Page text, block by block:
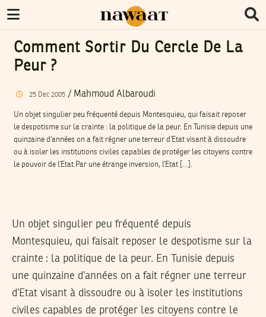
Comment Sortir Du Cercle De La
Peur ?
25 Dec 2005/ Mahmoud Albaroudi
Un objet singulier peu fréquenté depuis Montesquieu, qui faisait reposer
le despotisme sur la crainte : la politique de la peur. En Tunisie depuis une
quinzaine d’années on a fait régner une terreur d’Etat visant à dissoudre
ou à isoler les institutions civiles capables de protéger les citoyens contre
le pouvoir de l’Etat.Par une étrange inversion, l’Etat […].
Un objet singulier peu fréquenté depuis
Montesquieu, qui faisait reposer le despotisme sur la
crainte : la politique de la peur. En Tunisie depuis
une quinzaine d’années on a fait régner une terreur
d’Etat visant à dissoudre ou à isoler les institutions
civiles capables de protéger les citoyens contre le